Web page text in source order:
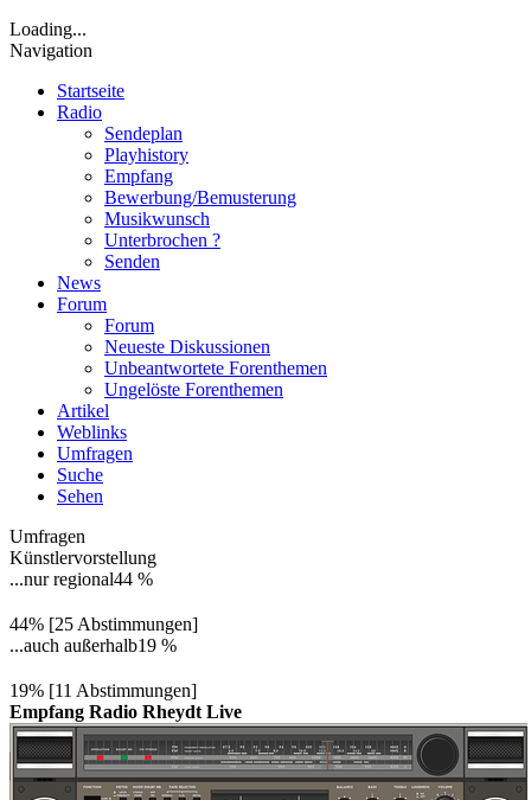
Loading...
Navigation
Startseite
Radio
Sendeplan
Playhistory
Empfang
Bewerbung/Bemusterung
Musikwunsch
Unterbrochen ?
Senden
News
Forum
Forum
Neueste Diskussionen
Unbeantwortete Forenthemen
Ungelöste Forenthemen
Artikel
Weblinks
Umfragen
Suche
Sehen
Umfragen
Künstlervorstellung
...nur regional44 %
44% [25 Abstimmungen]
...auch außerhalb19 %
19% [11 Abstimmungen]
Empfang Radio Rheydt Live